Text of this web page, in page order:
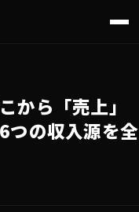
から「売上」
つの収入源を全